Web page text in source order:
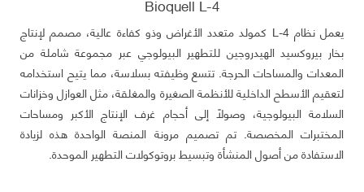
يعمل نظام L-4 كمولد متعدد الأغراض وذو كفاءة عالية، مصمم لإنتاج
بخار بيروكسيد الهيدروجين للتطهير البيولوجي عبر مجموعة شاملة من
المعدات والمساحات الحرجة. تتسع وظيفته بسلاسة، مما يتيح استخدامه
لتعقيم الأسطح الداخلية للأنظمة الصغيرة والمغلقة، مثل العوازل وخزانات
السلامة البيولوجية، وصولًا إلى أحجام غرف الإنتاج الأكبر ومساحات
المختبرات المخصصة. تم تصميم مرونة المنصة الواحدة هذه لزيادة
الاستفادة من أصول المنشأة وتبسيط بروتوكولات التطهير الموحدة.